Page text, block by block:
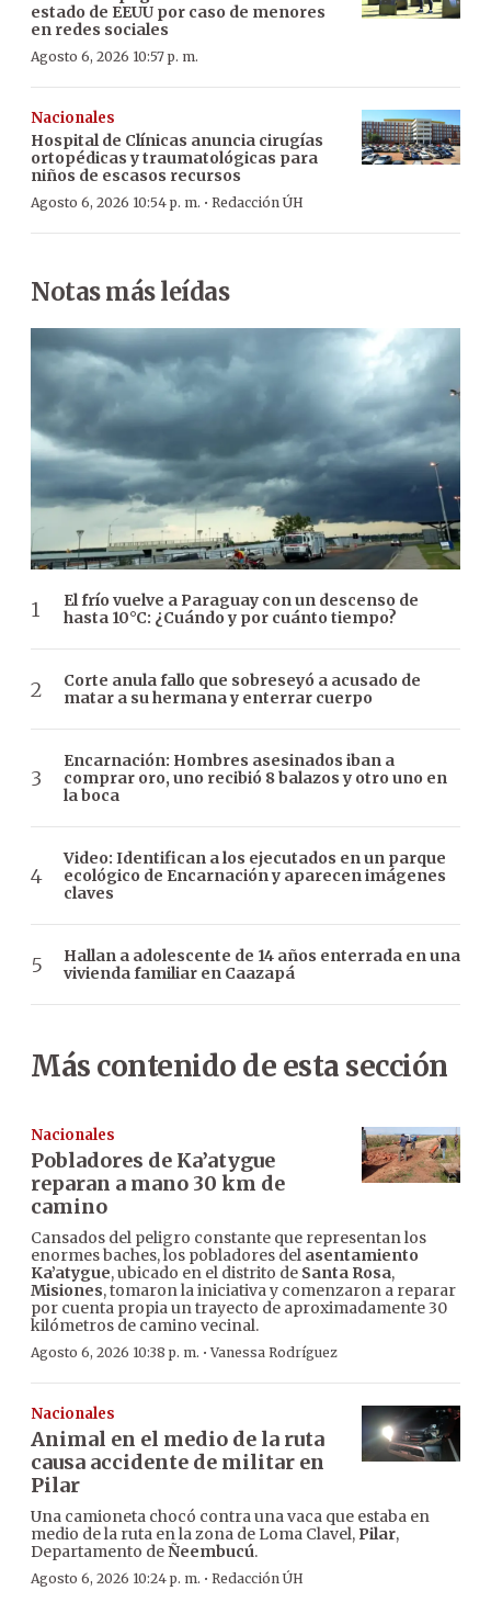
estado de EEUU por caso de menores
en redes sociales
Agosto 6, 2026 10:57 p. m.
Nacionales
Hospital de Clínicas anuncia cirugías
ortopédicas y traumatológicas para
niños de escasos recursos
Agosto 6, 2026 10:54 p. m. · Redacción ÚH
Notas más leídas
El frío vuelve a Paraguay con un descenso de
hasta 10°C: ¿Cuándo y por cuánto tiempo?
Corte anula fallo que sobreseyó a acusado de
matar a su hermana y enterrar cuerpo
Encarnación: Hombres asesinados iban a
comprar oro, uno recibió 8 balazos y otro uno en
la boca
Video: Identifican a los ejecutados en un parque
ecológico de Encarnación y aparecen imágenes
claves
Hallan a adolescente de 14 años enterrada en una
vivienda familiar en Caazapá
Más contenido de esta sección
Nacionales
Pobladores de Ka’atygue
reparan a mano 30 km de
camino
Cansados del peligro constante que representan los
enormes baches, los pobladores del asentamiento
Ka’atygue, ubicado en el distrito de Santa Rosa,
Misiones, tomaron la iniciativa y comenzaron a reparar
por cuenta propia un trayecto de aproximadamente 30
kilómetros de camino vecinal.
Agosto 6, 2026 10:38 p. m. ·Vanessa Rodríguez
Nacionales
Animal en el medio de la ruta
causa accidente de militar en
Pilar
Una camioneta chocó contra una vaca que estaba en
medio de la ruta en la zona de Loma Clavel, Pilar,
Departamento deÑeembucú.
Agosto 6, 2026 10:24 p. m. · Redacción ÚH